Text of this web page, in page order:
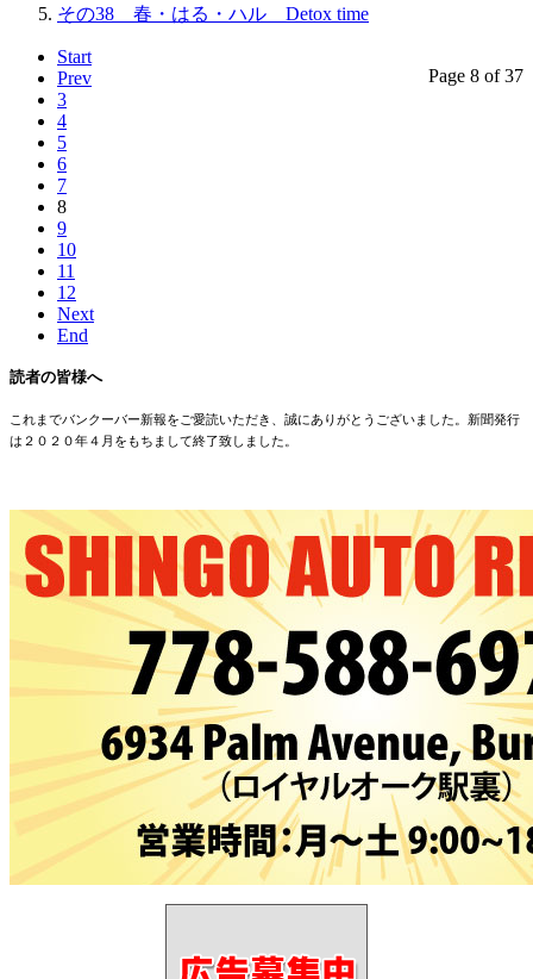
その38 春・はる・ハル Detox time
Page 8 of 37
Start
Prev
3
4
5
6
7
8
9
10
11
12
Next
End
読者の皆様へ
これまでバンクーバー新報をご愛読いただき、誠にありがとうございました。新聞発行
は２０２０年４月をもちまして終了致しました。